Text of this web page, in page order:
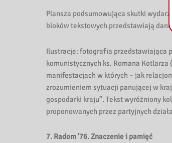
Plansza podsumowująca skutki
bloków tekstowych przedstawiają
Ilustracje: fotografia przedstawiająca
komunistycznych ks. Romana Kotlarza
manifestacjach w których – jak
zrozumieniem sytuacji panującej w
gospodarki kraju”. Tekst wyróżniony
proponowanych przez partyjnych
7. Radom ’76. Znaczenie i pamięć